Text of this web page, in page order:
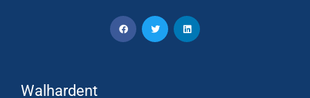
Walhardent